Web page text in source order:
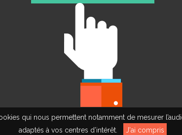
qui nous permettent notamment de mesurer
adaptés à vos centres d’intérêt.
J'ai compris